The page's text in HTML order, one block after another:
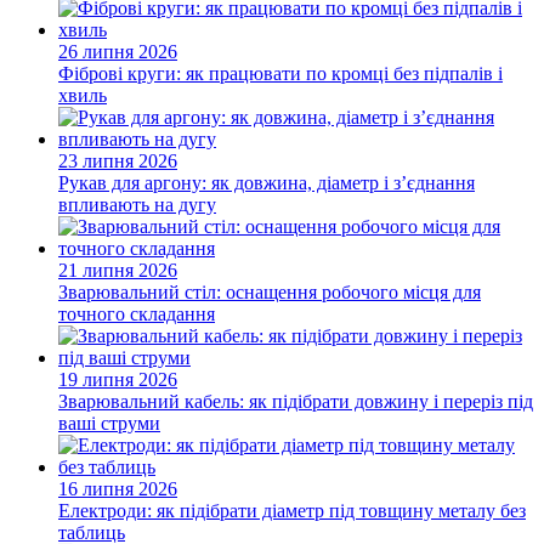
26 липня 2026
Фіброві круги: як працювати по кромці без підпалів і
хвиль
23 липня 2026
Рукав для аргону: як довжина, діаметр і з’єднання
впливають на дугу
21 липня 2026
Зварювальний стіл: оснащення робочого місця для
точного складання
19 липня 2026
Зварювальний кабель: як підібрати довжину і переріз під
ваші струми
16 липня 2026
Електроди: як підібрати діаметр під товщину металу без
таблиць